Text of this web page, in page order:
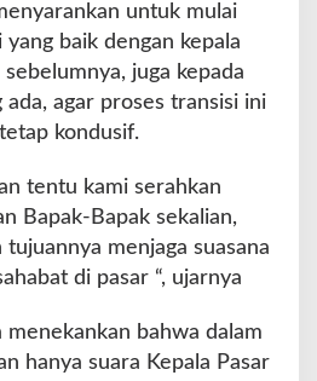
untuk mulai
baik dengan kepala
juga kepada
ada, agar proses transisi ini
kondusif.
tentu kami serahkan
Bapak-Bapak sekalian,
menjaga suasana
di pasar “, ujarnya
menekankan bahwa dalam
hanya suara Kepala Pasar